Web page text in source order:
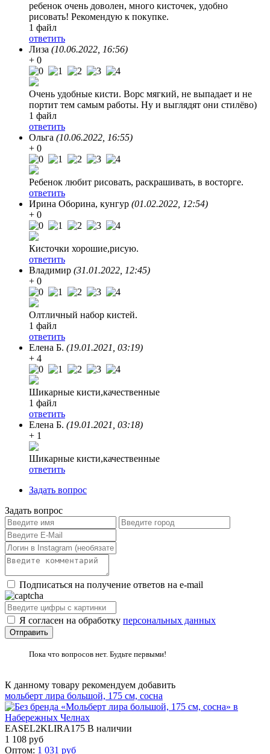
ребенок очень доволен, много кисточек, удобно
рисовать! Рекомендую к покупке.
1 файл
ответить
Лиза (10.06.2022, 16:56)
+ 0
Очень удобные кисти. Ворс мягкий, не выпадает и не
портит тем самым работы. Ну и выглядят они стилёво)
1 файл
ответить
Ольга (10.06.2022, 16:55)
+ 0
Ребенок любит рисовать, раскрашивать, в восторге.
ответить
Ирина Оборина, кунгур (01.02.2022, 12:54)
+ 0
Кисточки хорошие,рисую.
ответить
Владимир (31.01.2022, 12:45)
+ 0
Олтличный набор кистей.
1 файл
ответить
Елена Б. (19.01.2021, 03:19)
+ 4
Шикарные кисти,качественные
1 файл
ответить
Елена Б. (19.01.2021, 03:18)
+ 1
Шикарные кисти,качественные
ответить
Задать вопрос
Задать вопрос
Подписаться на получение ответов на e-mail
Я согласен на обработку персональных данных
Пока что вопросов нет. Будьте первыми!
К данному товару рекомендуем добавить
мольберт лира большой, 175 см, сосна
EASEL2KLIRA175 В наличии
1 108 руб
Оптом: 1 031 руб